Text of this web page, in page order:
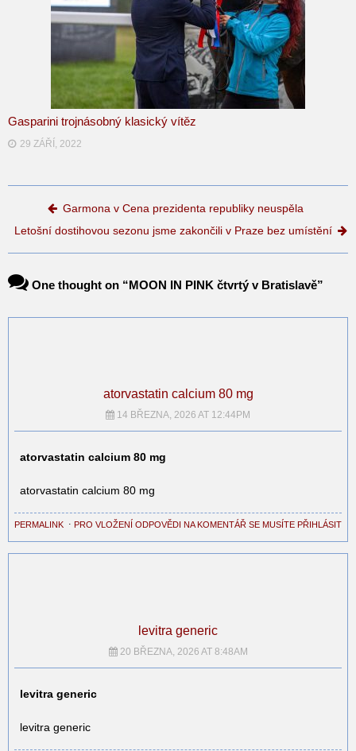
Gasparini trojnásobný klasický vítěz
29 ZÁŘÍ, 2022
Post navigation
Garmona v Cena prezidenta republiky neuspěla
Letošní dostihovou sezonu jsme zakončili v Praze bez umístění
One thought on “MOON IN PINK čtvrtý v Bratislavě”
atorvastatin calcium 80 mg
14 BŘEZNA, 2026 AT 12:44PM
atorvastatin calcium 80 mg
atorvastatin calcium 80 mg
PERMALINK ⋅ PRO VLOŽENÍ ODPOVĚDI NA KOMENTÁŘ SE MUSÍTE PŘIHLÁSIT
levitra generic
20 BŘEZNA, 2026 AT 8:48AM
levitra generic
levitra generic